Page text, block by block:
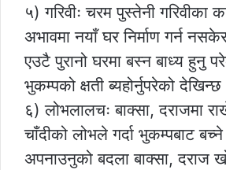
५) गरिवीः चरम पुस्तेनी गरिवीका
अभावमा नयाँ घर निर्माण गर्न
एउटै पुरानो घरमा बस्न बाध्य हुनु
भुकम्पको क्षती ब्यहोर्नुपरेको
६) लोभलालचः बाक्सा, दराजमा
चाँदीको लोभले गर्दा भुकम्पबाट बच्ने
अपनाउनुको बदला बाक्सा, दराज